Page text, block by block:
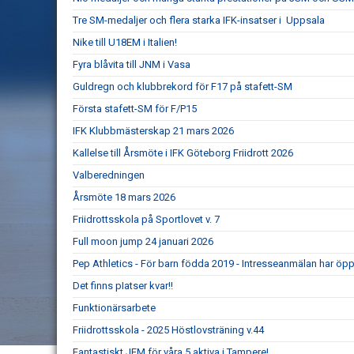
Tre SM-medaljer och flera starka IFK-insatser i Uppsala
Nike till U18EM i Italien!
Fyra blåvita till JNM i Vasa
Guldregn och klubbrekord för F17 på stafett-SM
Första stafett-SM för F/P15
IFK Klubbmästerskap 21 mars 2026
Kallelse till Årsmöte i IFK Göteborg Friidrott 2026
Valberedningen
Årsmöte 18 mars 2026
Friidrottsskola på Sportlovet v. 7
Full moon jump 24 januari 2026
Pep Athletics - För barn födda 2019 - Intresseanmälan har
Det finns pIatser kvar!!
Funktionärsarbete
Friidrottsskola - 2025 Höstlovsträning v.44